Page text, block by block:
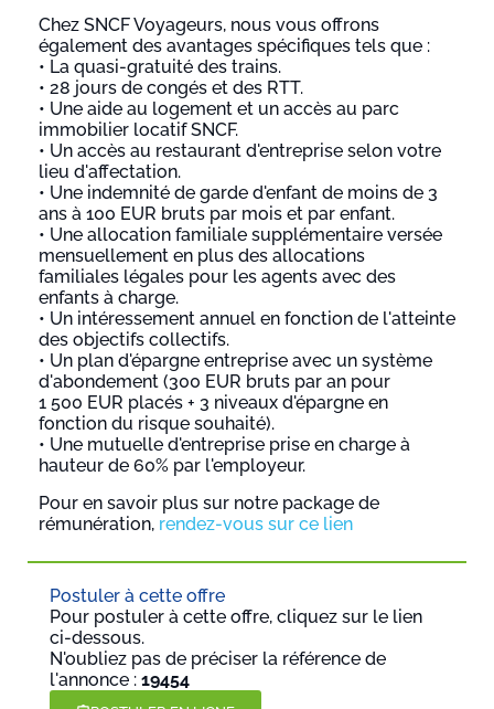
Chez SNCF Voyageurs, nous vous offrons
également des avantages spécifiques tels que :
• La quasi-gratuité des trains.
• 28 jours de congés et des RTT.
• Une aide au logement et un accès au parc
immobilier locatif SNCF.
• Un accès au restaurant d'entreprise selon votre
lieu d'affectation.
• Une indemnité de garde d'enfant de moins de 3
ans à 100 EUR bruts par mois et par enfant.
• Une allocation familiale supplémentaire versée
mensuellement en plus des allocations
familiales légales pour les agents avec des
enfants à charge.
• Un intéressement annuel en fonction de l'atteinte
des objectifs collectifs.
• Un plan d'épargne entreprise avec un système
d'abondement (300 EUR bruts par an pour
1 500 EUR placés + 3 niveaux d'épargne en
fonction du risque souhaité).
• Une mutuelle d'entreprise prise en charge à
hauteur de 60% par l'employeur.
Pour en savoir plus sur notre package de
rémunération, rendez-vous sur ce lien
Postuler à cette offre
Pour postuler à cette offre, cliquez sur le lien
ci-dessous.
N'oubliez pas de préciser la référence de
l'annonce : 19454